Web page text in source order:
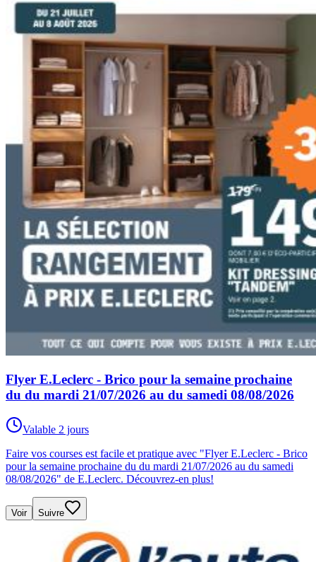
Flyer E.Leclerc - Brico pour la semaine prochaine
du du mardi 21/07/2026 au du samedi 08/08/2026
Valable 2 jours
Faire vos courses est facile et pratique avec "Flyer E.Leclerc - Brico
pour la semaine prochaine du du mardi 21/07/2026 au du samedi
08/08/2026" de E.Leclerc. Découvrez-en plus!
Voir Suivre